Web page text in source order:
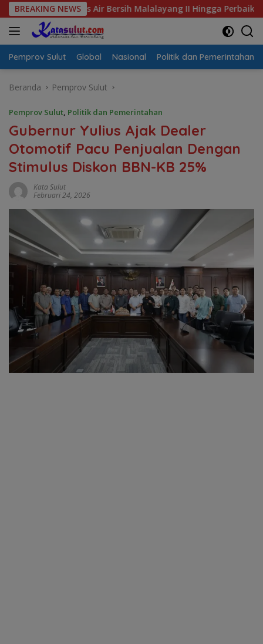
Langsung
ke
konten
BREAKING NEWS
Air Bersih Malalayang II Hingga Perbaikan Infrastruktur
Pemprov Sulut Global Nasional Politik dan Pemerintahan
Beranda Pemprov Sulut
Pemprov Sulut, Politik dan Pemerintahan
Gubernur Yulius Ajak Dealer
Otomotif Pacu Penjualan Dengan
Stimulus Diskon BBN-KB 25%
Kata Sulut
Februari 24, 2026